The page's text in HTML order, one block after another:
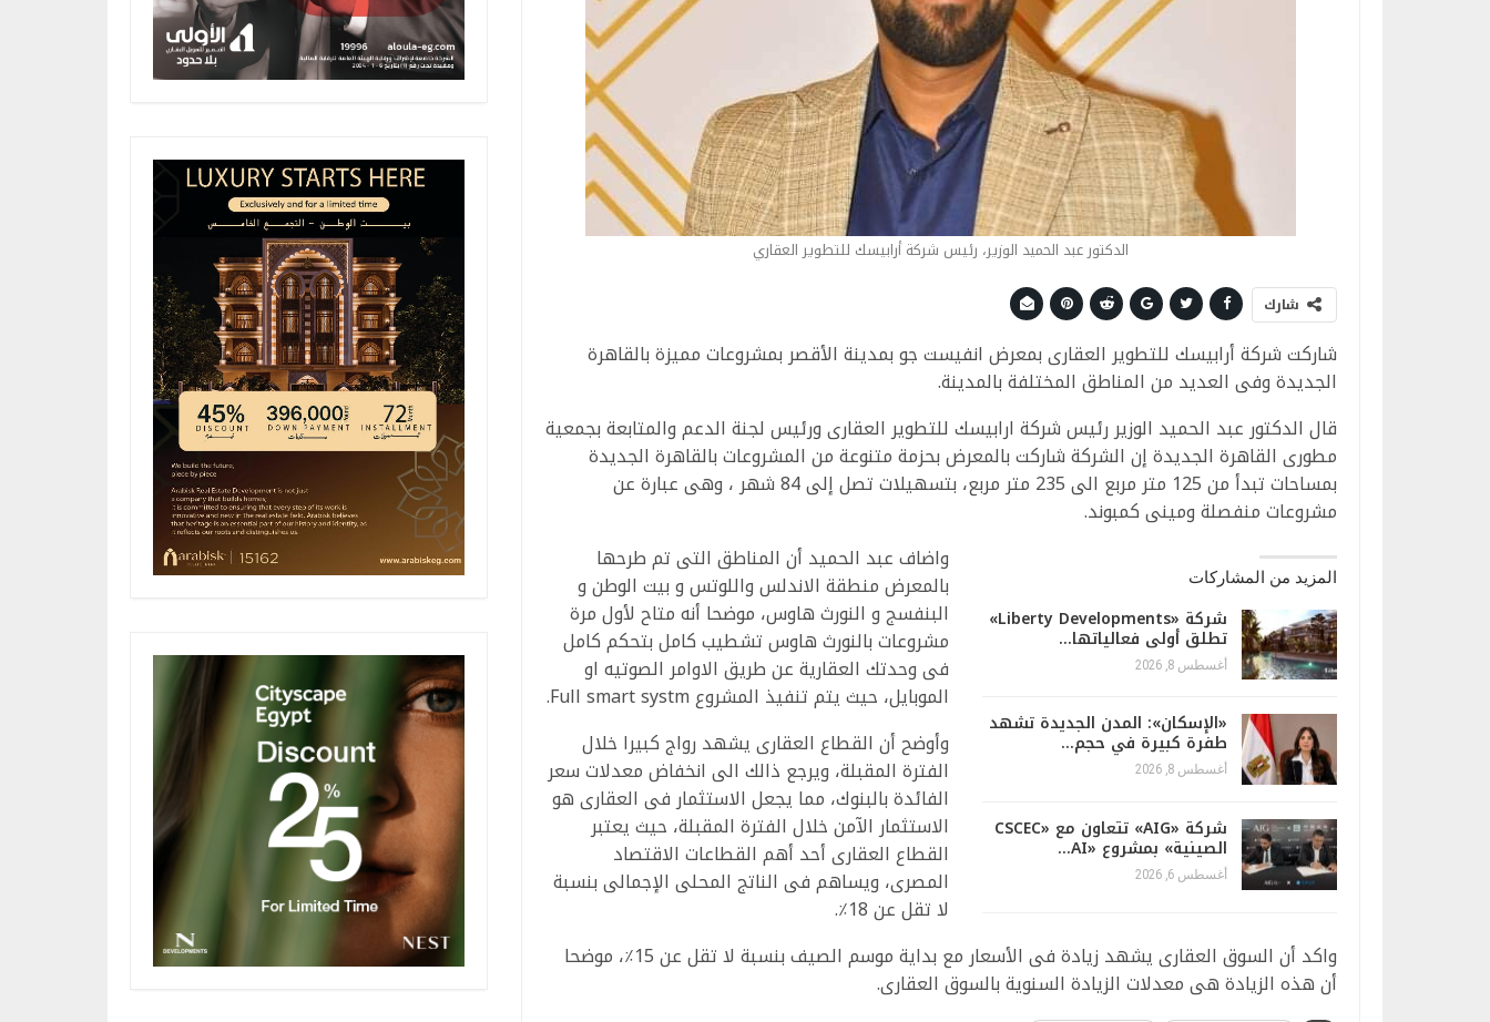
الدكتور عبد الحميد الوزير، رئيس شركة أرابيسك للتطوير العقاري
شارك
شاركت شركة أرابيسك للتطوير العقارى بمعرض انفيست جو بمدينة الأقصر بمشروعات مميزة بالقاهرة
الجديدة وفى العديد من المناطق المختلفة بالمدينة.
قال الدكتور عبد الحميد الوزير رئيس شركة ارابيسك للتطوير العقارى ورئيس لجنة الدعم والمتابعة بجمعية
مطورى القاهرة الجديدة إن الشركة شاركت بالمعرض بحزمة متنوعة من المشروعات بالقاهرة الجديدة
بمساحات تبدأ من 125 متر مربع الى 235 متر مربع، بتسهيلات تصل إلى 84 شهر ، وهى عبارة عن
مشروعات منفصلة ومينى كمبوند.
المزيد من المشاركات
شركة «Liberty Developments»
تطلق أولى فعالياتها…
أغسطس 8, 2026
«الإسكان»: المدن الجديدة تشهد
طفرة كبيرة في حجم…
أغسطس 8, 2026
شركة «AIG» تتعاون مع «CSCEC
الصينية» بمشروع «AI…
أغسطس 6, 2026
واضاف عبد الحميد أن المناطق التى تم طرحها
بالمعرض منطقة الاندلس واللوتس و بيت الوطن و
البنفسج و النورث هاوس، موضحا أنه متاح لأول مرة
مشروعات بالنورث هاوس تشطيب كامل بتحكم كامل
فى وحدتك العقارية عن طريق الاوامر الصوتيه او
الموبايل، حيث يتم تنفيذ المشروع Full smart systm.
وأوضح أن القطاع العقارى يشهد رواج كبيرا خلال
الفترة المقبلة، ويرجع ذالك الى انخفاض معدلات سعر
الفائدة بالبنوك، مما يجعل الاستثمار فى العقارى هو
الاستثمار الآمن خلال الفترة المقبلة، حيث يعتبر
القطاع العقارى أحد أهم القطاعات الاقتصاد
المصرى، ويساهم فى الناتج المحلى الإجمالى بنسبة
لا تقل عن 18٪.
واكد أن السوق العقارى يشهد زيادة فى الأسعار مع بداية موسم الصيف بنسبة لا تقل عن 15٪، موضحا
أن هذه الزيادة هى معدلات الزيادة السنوية بالسوق العقارى.